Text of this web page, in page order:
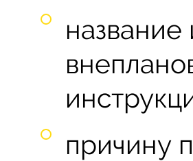
причину